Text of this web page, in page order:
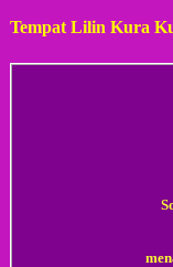
Tempat Lilin Kura